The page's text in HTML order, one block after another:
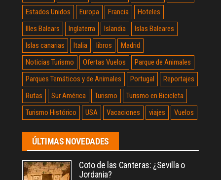
Estados Unidos
Europa Francia
Hoteles
Illes Balears
Inglaterra Islandia
Islas Baleares
Islas canarias
Italia libros
Madrid
Noticias Turismo
Ofertas Vuelos
Parque de Animales
Parques Temáticos y de Animales
Portugal
Reportajes
Rutas
Sur América Turismo
Turismo en Bicicleta
Turismo Histórico
USA Vacaciones viajes Vuelos
ÚLTIMAS NOVEDADES
Coto de las Canteras: ¿Sevilla o
Jordania?